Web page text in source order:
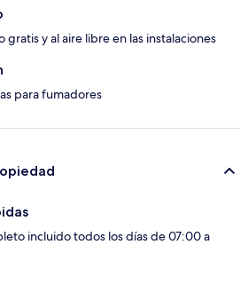
gratis y al aire libre en las instalaciones
para fumadores
incluido todos los días de 07:00 a